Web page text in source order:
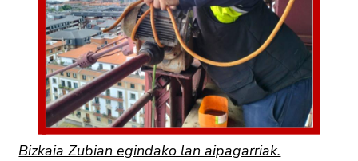
Bizkaia Zubian egindako lan aipagarriak.